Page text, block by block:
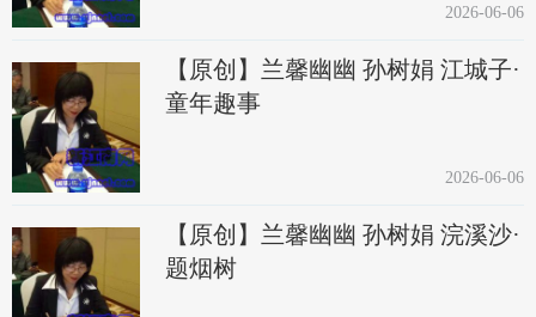
2026-06-06
【原创】兰馨幽幽 孙树娟 江城子·
童年趣事
2026-06-06
【原创】兰馨幽幽 孙树娟 浣溪沙·
题烟树